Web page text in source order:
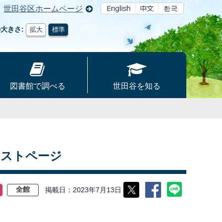
世田谷区ホームページ
きさ 拡大 標準
図書館で調べる 世田谷を知る
トページ
全館 掲載日 2023年7月13日